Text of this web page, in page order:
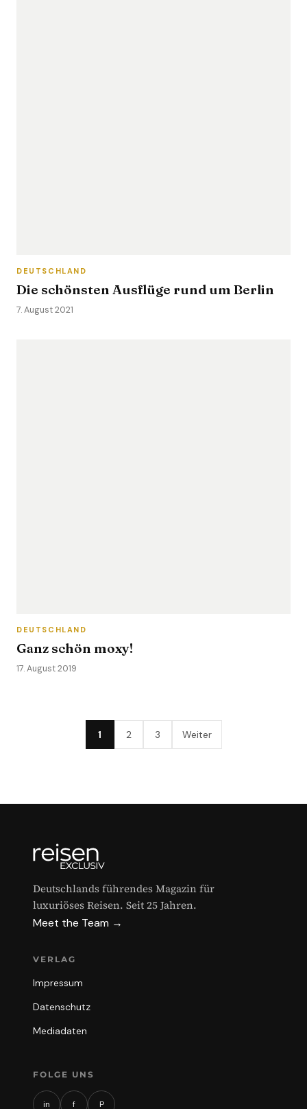
DEUTSCHLAND
Die schönsten Ausflüge rund um Berlin
7. August 2021
DEUTSCHLAND
Ganz schön moxy!
17. August 2019
1 2 3 Weiter
Deutschlands führendes Magazin für
luxuriöses Reisen. Seit 25 Jahren.
Meet the Team →
VERLAG
Impressum
Datenschutz
Mediadaten
FOLGE UNS
in f P